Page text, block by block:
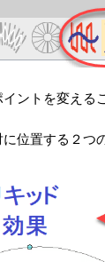
ントを変える
位置する２つ